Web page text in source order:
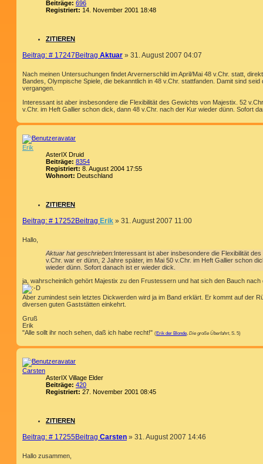
Beiträge: 696
Registriert: 14. November 2001 18:48
ZITIEREN
Beitrag: # 17247Beitrag Aktuar » 31. August 2007 04:07
Nach meinen Untersuchungen findet Arvernerschild im April/Mai 48 v.Chr. statt,
Bandes, Olympische Spiele, die bekanntlich in 48 v.Chr. stattfanden. Damit sind
vergangen.
Interessant ist aber insbesondere die Flexibilität des Gewichts von Majestix. 52
v.Chr. im Heft Gallier schon dick, dann 48 v.Chr. nach der Kur wieder dünn. Sofort
Erik
AsterIX Druid
Beiträge: 8354
Registriert: 8. August 2004 17:55
Wohnort: Deutschland
ZITIEREN
Beitrag: # 17252 Beitrag Erik » 31. August 2007 11:00
Hallo,
Aktuar hat geschrieben:Interessant ist aber insbesondere die Flexibilität
v.Chr. war er dünn, 2 Jahre später, im Mai 50 v.Chr. im Heft Gallier schon
wieder dünn. Sofort danach ist er wieder dick.
ja, wahrscheinlich gehört Majestix zu den Frustessern und hat sich den Bauch nach
Aber zumindest sein letztes Dickwerden wird ja im Band erklärt. Er kommt auf der
diversen guten Gaststätten einkehrt.
Gruß
Erik
"Alle sollt ihr noch sehen, daß ich habe recht!" (Erik der Blonde, Die große Überfahrt, S. 5)
Carsten
AsterIX Village Elder
Beiträge: 420
Registriert: 27. November 2001 08:45
ZITIEREN
Beitrag: # 17255Beitrag Carsten » 31. August 2007 14:46
Hallo zusammen,